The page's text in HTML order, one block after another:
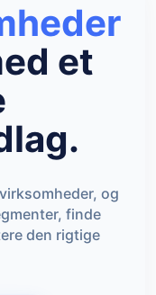
et
og
finde
den rigtige